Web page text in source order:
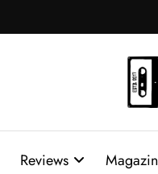
Reviews Magazin